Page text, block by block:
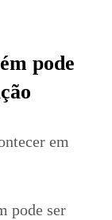
pode
em
pode ser